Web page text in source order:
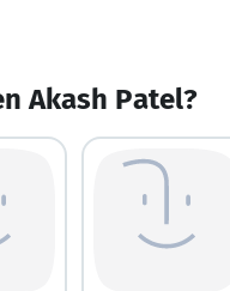
Akash Patel?